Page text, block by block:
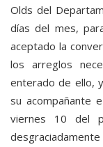
Olds del
días del mes,
aceptado la
los arreglos
enterado de ello,
su acompañante
viernes 10 del